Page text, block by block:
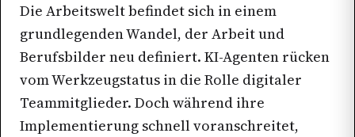
Die Arbeitswelt befindet sich in einem
grundlegenden Wandel, der Arbeit und
Berufsbilder neu definiert. KI-Agenten rücken
vom Werkzeugstatus in die Rolle digitaler
Teammitglieder. Doch während ihre
Implementierung schnell voranschreitet,